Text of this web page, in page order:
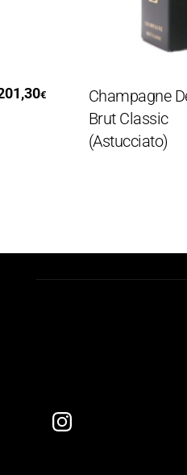
€
Champagne Deutz
Brut Classic
(Astucciato)